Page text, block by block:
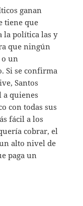
ganan
tiene que
la política las y
que ningún
un
Si se confirma
Santos
a quienes
con todas sus
fácil a los
cobrar, el
alto nivel de
paga un